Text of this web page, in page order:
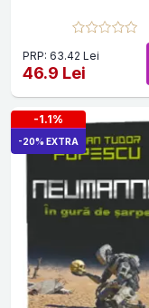
PRP: 63.42 Lei
46.9 Lei
-1.1%
-20% EXTRA